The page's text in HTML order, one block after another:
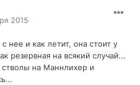
2015
нее и как летит, она стоит у
резервная на всякий случай...
на Маннлихер и